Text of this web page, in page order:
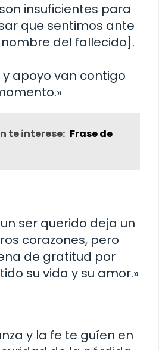
insuficientes para
que sentimos ante
del fallecido].
apoyo van contigo
te interese: Frase de
ser querido deja un
corazones, pero
de gratitud por
su vida y su amor.»
y la fe te guíen en